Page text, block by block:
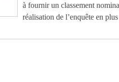
à fournir un classement
réalisation de l’enquête en